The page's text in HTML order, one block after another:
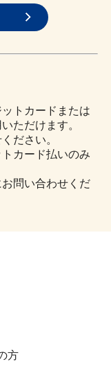
トカードまたは
ただけます。
ださい。
カード払いのみ
問い合わせくだ
方